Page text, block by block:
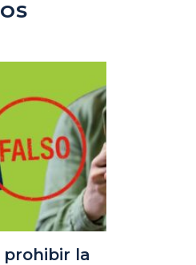
prohibir la